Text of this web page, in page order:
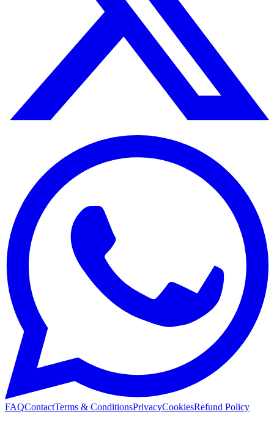
FAQContactTerms & ConditionsPrivacyCookiesRefund Policy